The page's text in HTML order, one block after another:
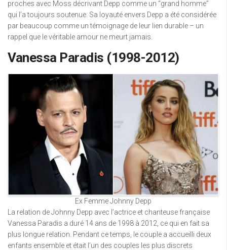
proches avec Moss décrivant Depp comme un “grand homme”
qui l’a toujours soutenue. Sa loyauté envers Depp a été considérée
par beaucoup comme un témoignage de leur lien durable – un
rappel que le véritable amour ne meurt jamais.
Vanessa Paradis (1998-2012)
Ex Femme Johnny Depp
La relation de Johnny Depp avec l’actrice et chanteuse française
Vanessa Paradis a duré 14 ans de 1998 à 2012, ce qui en fait sa
plus longue relation. Pendant ce temps, le couple a accueilli deux
enfants ensemble et était l’un des couples les plus discrets